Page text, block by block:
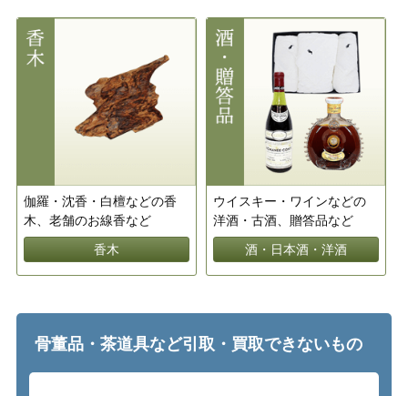
伽羅・沈香・白檀などの香
木、老舗のお線香など
香木
ウイスキー・ワインなどの
洋酒・古酒、贈答品など
酒・日本酒・洋酒
骨董品・茶道具など引取・買取できないもの